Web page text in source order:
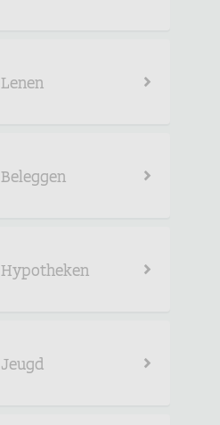
Lenen
Beleggen
Hypotheken
Jeugd